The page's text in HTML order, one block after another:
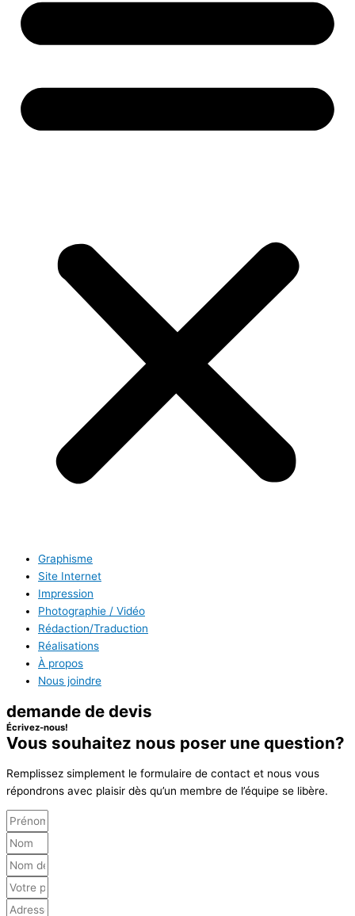
Graphisme
Site Internet
Impression
Photographie / Vidéo
Rédaction/Traduction
Réalisations
À propos
Nous joindre
demande de devis
Écrivez-nous!
Vous souhaitez nous poser une question?
Remplissez simplement le formulaire de contact et nous vous
répondrons avec plaisir dès qu’un membre de l’équipe se libère.